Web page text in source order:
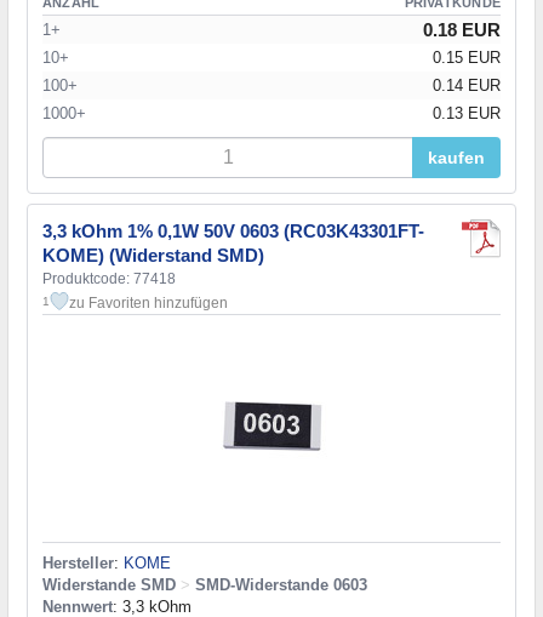
1+ 0.18 EUR
10+
0.15 EUR
100+
0.14 EUR
1000+
0.13 EUR
kaufen
3,3 kOhm 1% 0,1W 50V 0603 (RC03K43301FT-
KOME) (Widerstand SMD)
Produktcode: 77418
1 zu Favoriten hinzufügen
Hersteller: KOME
Widerstande SMD > SMD-Widerstande 0603
Nennwert: 3,3 kOhm